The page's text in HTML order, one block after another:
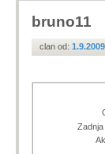
bruno11
clan od:
Zadnja